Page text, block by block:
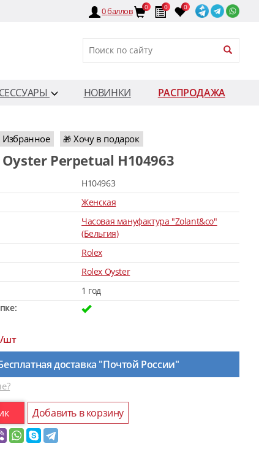
0баллов 0 0 0
НОВИНКИ
РАСПРОДАЖА
Избранное 🎁 Хочу в подарок
Oyster Perpetual H104963
H104963
Женская
Часовая мануфактура "Zolant&co"
(Бельгия)
Rolex
Rolex Oyster
1 год
шт
доставка "Почтой России"
Добавить в корзину